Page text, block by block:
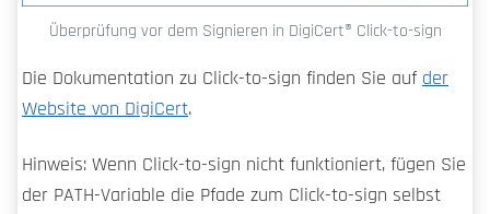
Überprüfung vor dem Signieren in DigiCert​​®​​ Click-to-sign
Die Dokumentation zu Click-to-sign finden Sie auf der
Website von DigiCert.
Hinweis: Wenn Click-to-sign nicht funktioniert, fügen Sie
der PATH-Variable die Pfade zum Click-to-sign selbst